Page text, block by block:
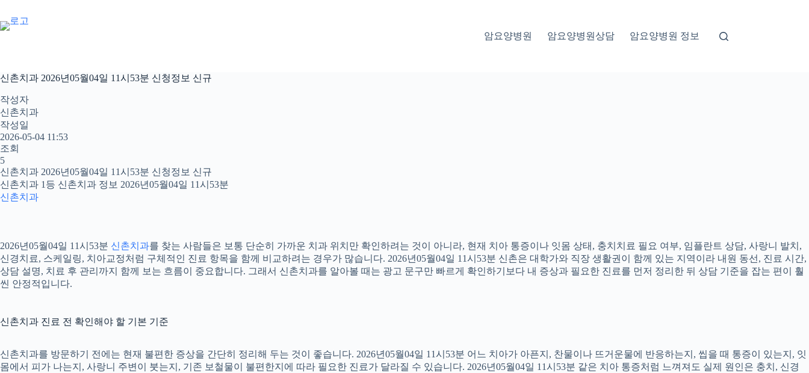
으
뛰
기
암요양병원 암요양병원상담 암요양병원 정보
신촌치과 2026년05월04일 11시53분 신청정보 신규
작성자
신촌치과
작성일
2026-05-04 11:53
조회
5
신촌치과 2026년05월04일 11시53분 신청정보 신규
신촌치과 1등 신촌치과 정보 2026년05월04일 11시53분
신촌치과
2026년05월04일 11시53분 신촌치과를 찾는 사람들은 보통 단순히 가까운 치과 위치만 확인하려는 것이 아니라, 현재 치아 통증이나 잇몸 상태, 충치치료 필요 여부, 임플란트 상담, 사랑니 발치,
신경치료, 스케일링, 치아교정처럼 구체적인 진료 항목을 함께 비교하려는 경우가 많습니다. 2026년05월04일 11시53분 신촌은 대학가와 직장 생활권이 함께 있는 지역이라 내원 동선, 진료 시간,
상담 설명, 치료 후 관리까지 함께 보는 흐름이 중요합니다. 그래서 신촌치과를 알아볼 때는 광고 문구만 빠르게 확인하기보다 내 증상과 필요한 진료를 먼저 정리한 뒤 상담 기준을 잡는 편이 훨
씬 안정적입니다.
신촌치과 진료 전 확인해야 할 기본 기준
신촌치과를 방문하기 전에는 현재 불편한 증상을 간단히 정리해 두는 것이 좋습니다. 2026년05월04일 11시53분 어느 치아가 아픈지, 찬물이나 뜨거운물에 반응하는지, 씹을 때 통증이 있는지, 잇
몸에서 피가 나는지, 사랑니 주변이 붓는지, 기존 보철물이 불편한지에 따라 필요한 진료가 달라질 수 있습니다. 2026년05월04일 11시53분 같은 치아 통증처럼 느껴져도 실제 원인은 충치, 신경